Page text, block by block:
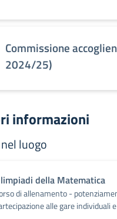
Commissione
2024/25)
informazioni
luogo
della Matematica
di allenamento -
alle gare individuali